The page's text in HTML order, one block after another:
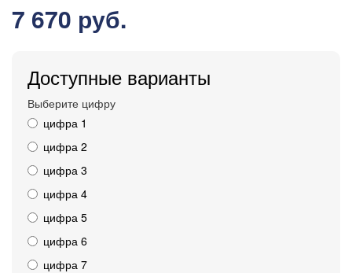
7 670 руб.
Доступные варианты
Выберите цифру
цифра 1
цифра 2
цифра 3
цифра 4
цифра 5
цифра 6
цифра 7